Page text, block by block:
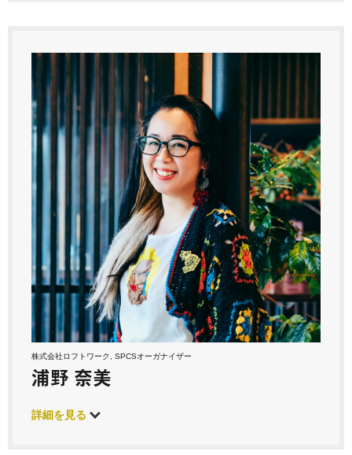
株式会社ロフトワーク, SPCSオーガナイザー
浦野 奈美
詳細を見る